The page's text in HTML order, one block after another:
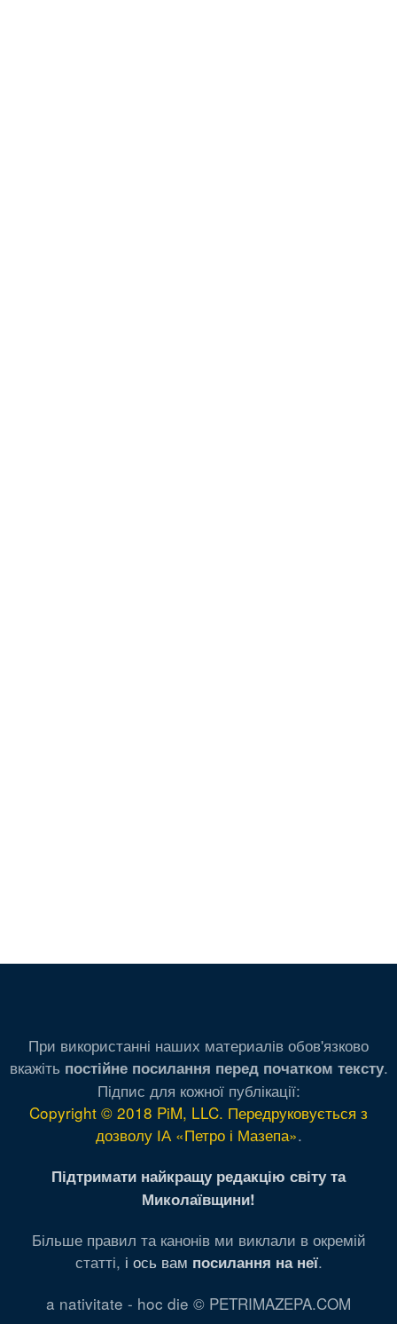
При використанні наших материалів обов'язково
вкажіть постійне посилання перед початком тексту.
Підпис для кожної публікації:
Copyright © 2018 PiM, LLC. Передруковується з
дозволу ІА «Петро і Мазепа».
Підтримати найкращу редакцію світу та
Миколаївщини!
Більше правил та канонів ми виклали в окремій
статті, і ось вам посилання на неї.
a nativitate - hoc die © PETRIMAZEPA.COM